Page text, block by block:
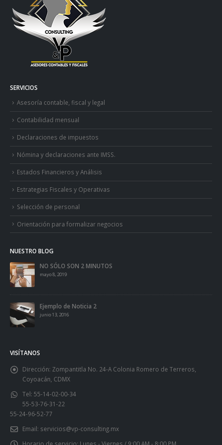
SERVICIOS
Asesoría contable, fiscal y legal
Contabilidad mensual
Declaraciones de impuestos
Nómina y declaraciones ante IMSS.
Estados Financieros y Análisis
Estrategias Fiscales y Operativas
Selección de personal
Orientación para formalizar negocios
NUESTRO BLOG
NO SÓLO SON 2 MINUTOS
mayo 8, 2019
Ejemplo de Noticia 2
junio 13, 2016
VISÍTANOS
Dirección: Zompantitla No. 24-A Colonia Romero de Terreros,
Coyoacán, CDMX
Tel: 55-14-02-00-34
55-53-76-31-22
55-24-96-52-77
Email: servicios@vp-consulting.mx
Horario de servicio: Lunes - Viernes / 9:00 AM - 8:00 PM